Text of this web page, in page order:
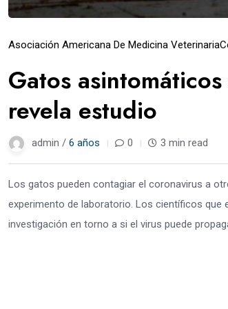
Asociación Americana De Medicina Veterinaria
Gatos
revela estudio
admin / 6 años 0 3 min read
Los gatos pueden contagiar el coronavirus a
experimento de laboratorio. Los científicos que
investigación en torno a si el virus puede